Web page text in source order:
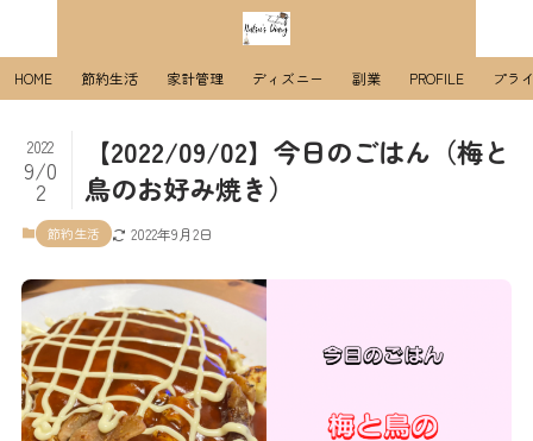
HOME 節約生活 家計管理 ディズニー 副業 PROFILE プラ
【2022/09/02】今日のごはん（梅と
鳥のお好み焼き）
2022
9/0
2
節約生活 2022年9月2日